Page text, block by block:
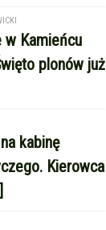
w Kamieńcu
plonów już
kabinę
Kierowca